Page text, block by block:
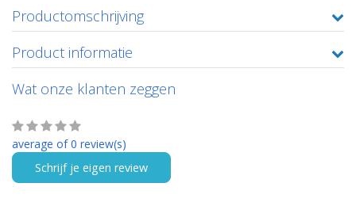
Productomschrijving
Product informatie
Wat onze klanten zeggen
average of 0 review(s)
Schrijf je eigen review